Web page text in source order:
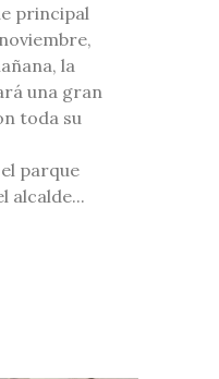
principal
la
una gran
toda su
parque
alcalde...